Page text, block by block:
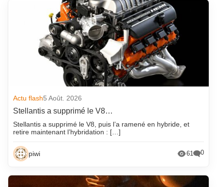
Actu flash5 Août. 2026
Stellantis a supprimé le V8…
Stellantis a supprimé le V8, puis l’a ramené en hybride, et
retire maintenant l’hybridation : […]
piwi 61 0